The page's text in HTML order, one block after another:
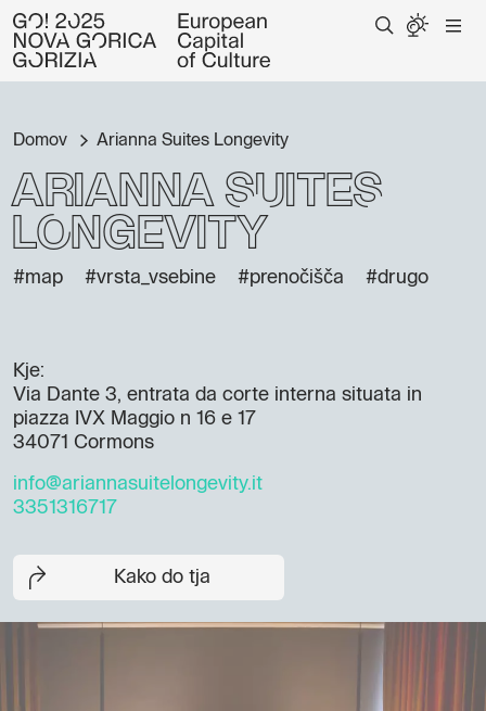
Domov Arianna Suites Longevity
Arianna Suites
Longevity
#map #vrsta_vsebine #prenočišča #drugo
Kje:
Via Dante 3, entrata da corte interna situata in
piazza IVX Maggio n 16 e 17
34071 Cormons
info@ariannasuitelongevity.it
3351316717
Kako do tja